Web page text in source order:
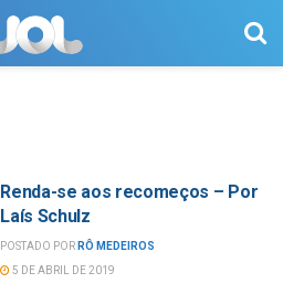
Renda-se aos recomeços – Por
Laís Schulz
POSTADO POR RÔ MEDEIROS
5 DE ABRIL DE 2019